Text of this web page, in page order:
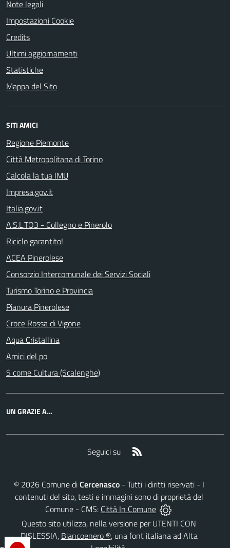
Note legali
Impostazioni Cookie
Credits
Ultimi aggiornamenti
Statistiche
Mappa del Sito
SITI AMICI
Regione Piemonte
Città Metropolitana di Torino
Calcola la tua IMU
Impresa.gov.it
Italia.gov.it
A.S.L.TO3 - Collegno e Pinerolo
Riciclo garantito!
ACEA Pinerolese
Consorzio Intercomunale dei Servizi Sociali
Turismo Torino e Provincia
Pianura Pinerolese
Croce Rossa di Vigone
Aqua Cristallina
Amici del po
S come Cultura (Scalenghe)
UN GRAZIE A...
Seguici su
© 2026Comune diCercenasco- Tutti i diritti riservati - I
contenuti del sito, testi e immagini sono di proprietà del
Comune - CMS: Città In Comune
Questo sito utilizza, nella versione per UTENTI CON
DISLESSIA, Biancoenero ®, una font italiana ad Alta